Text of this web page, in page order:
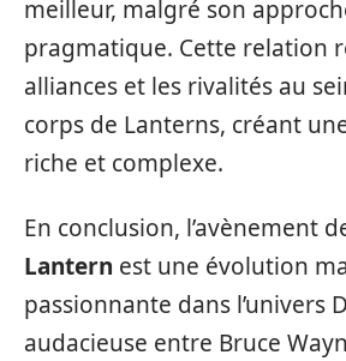
meilleur, malgré son
pragmatique. Cette relation
alliances et les rivalités au
corps de Lanterns, créant
riche et complexe.
En conclusion, l’avènement
Lantern est une évolution
passionnante dans l’univers
audacieuse entre Bruce